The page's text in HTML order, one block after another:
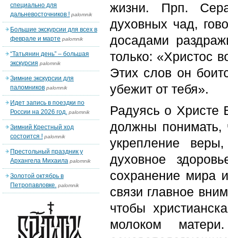
жизни. Прп.
духовных чад,
досадами
только: «Христос
Этих слов он
убежит от тебя».
Радуясь о
должны понимать,
укрепление
духовное
сохранение мира
связи главное
чтобы
молоком
специально для
дальневосточников ! palomnik
Большие экскурсии для всех в
феврале и марте palomnik
“Татьянин день” – большая
экскурсия palomnik
Зимние экскурсии для
паломников palomnik
Идет запись в поездки по
России на 2026 год. palomnik
Зимний Крестный ход
состоится ! palomnik
Престольный праздник у
Архангела Михаила palomnik
Золотой октябрь в
Петропавловке. palomnik